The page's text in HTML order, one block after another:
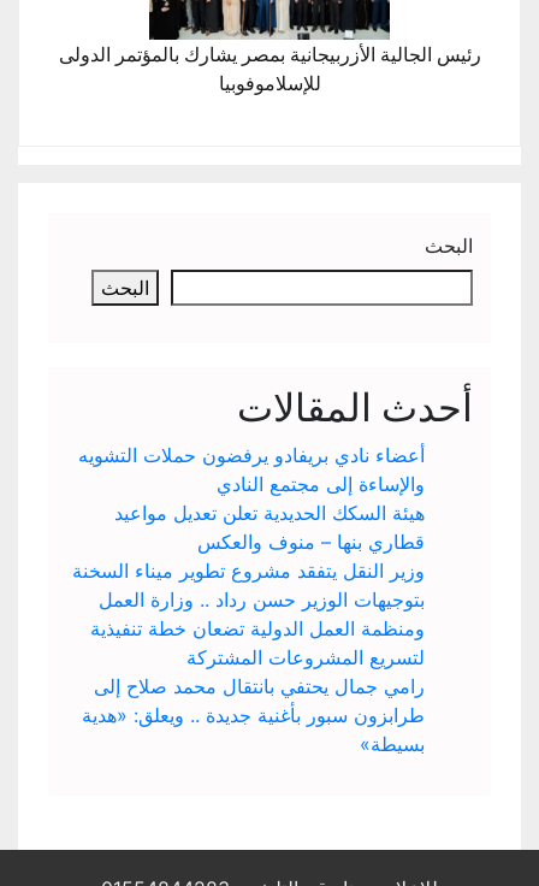
رئيس الجالية الأزربيجانية بمصر يشارك بالمؤتمر الدولى
للإسلاموفوبيا
البحث
البحث
أحدث المقالات
أعضاء نادي بريفادو يرفضون حملات التشويه
والإساءة إلى مجتمع النادي
هيئة السكك الحديدية تعلن تعديل مواعيد
قطاري بنها – منوف والعكس
وزير النقل يتفقد مشروع تطوير ميناء السخنة
بتوجيهات الوزير حسن رداد .. وزارة العمل
ومنظمة العمل الدولية تضعان خطة تنفيذية
لتسريع المشروعات المشتركة
رامي جمال يحتفي بانتقال محمد صلاح إلى
طرابزون سبور بأغنية جديدة .. ويعلق: «هدية
بسيطة»